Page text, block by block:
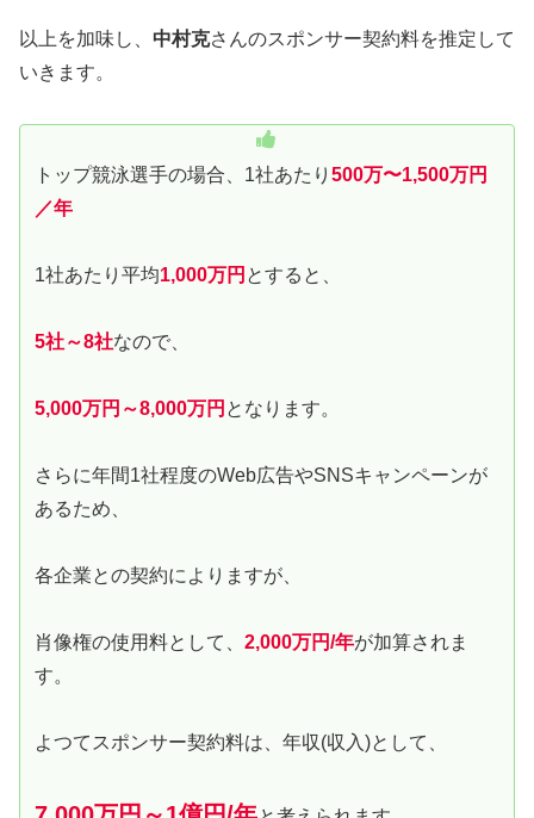
以上を加味し、 中村克さんのスポンサー契約料を推定して
いきます。
トップ競泳選手の場合、1社あたり 500万〜1,500万円
／年
1社あたり平均1,000万円 とすると、
5社～8社なので、
5,000万円～8,000万円 となります。
さらに年間1社程度のWeb広告やSNSキャンペーンが
あるため、
各企業との契約によりますが、
肖像権の使用料として、 2,000万円/年が加算されま
す。
よつてスポンサー契約料は、年収(収入)として、